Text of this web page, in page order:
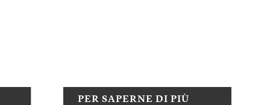
PER SAPERNE DI PIÙ